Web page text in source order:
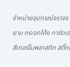
จำหน่ายอุปกรณ์จราจร
ยาม กระจกโค้ง การ์ด
สีเทอร์โมพลาสติก สติ๊